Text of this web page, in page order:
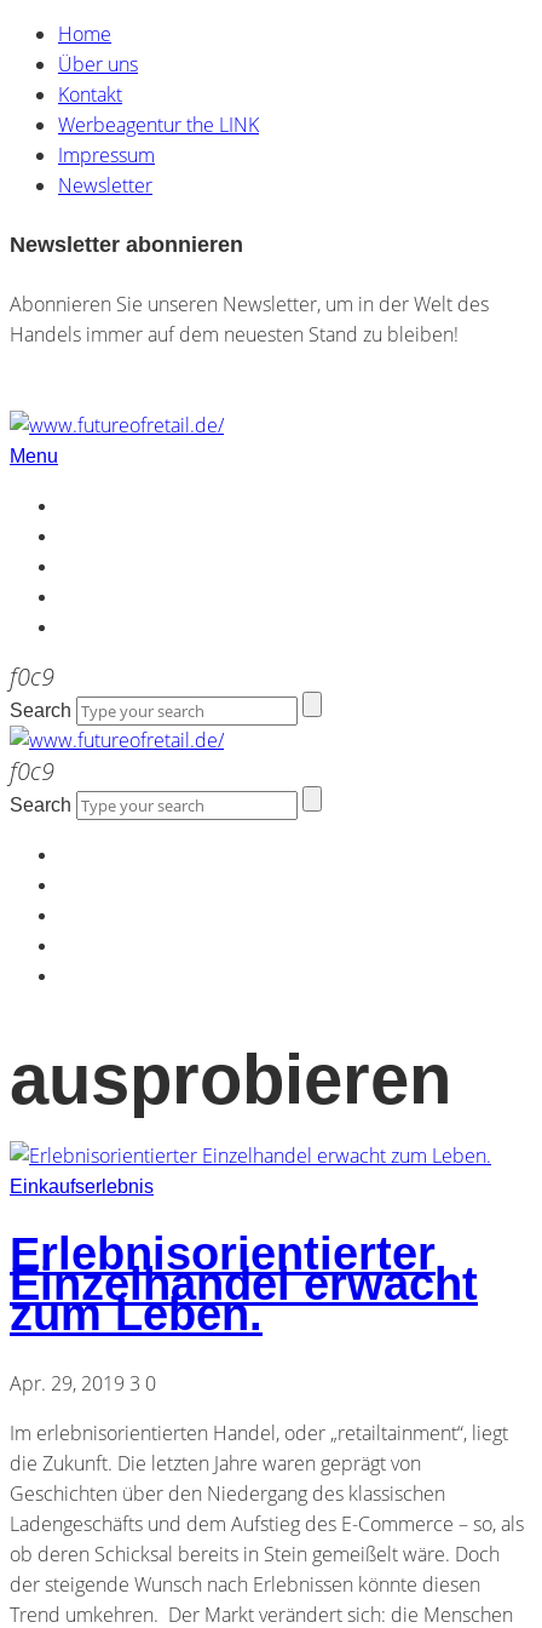
Home
Über uns
Kontakt
Werbeagentur the LINK
Impressum
Newsletter
Newsletter abonnieren
Abonnieren Sie unseren Newsletter, um in der Welt des
Handels immer auf dem neuesten Stand zu bleiben!
Menu
Search
Search
ausprobieren
Einkaufserlebnis
Erlebnisorientierter
Einzelhandel erwacht
zum Leben.
Apr. 29, 2019 3 0
Im erlebnisorientierten Handel, oder „retailtainment“, liegt
die Zukunft. Die letzten Jahre waren geprägt von
Geschichten über den Niedergang des klassischen
Ladengeschäfts und dem Aufstieg des E-Commerce – so, als
ob deren Schicksal bereits in Stein gemeißelt wäre. Doch
der steigende Wunsch nach Erlebnissen könnte diesen
Trend umkehren. Der Markt verändert sich: die Menschen